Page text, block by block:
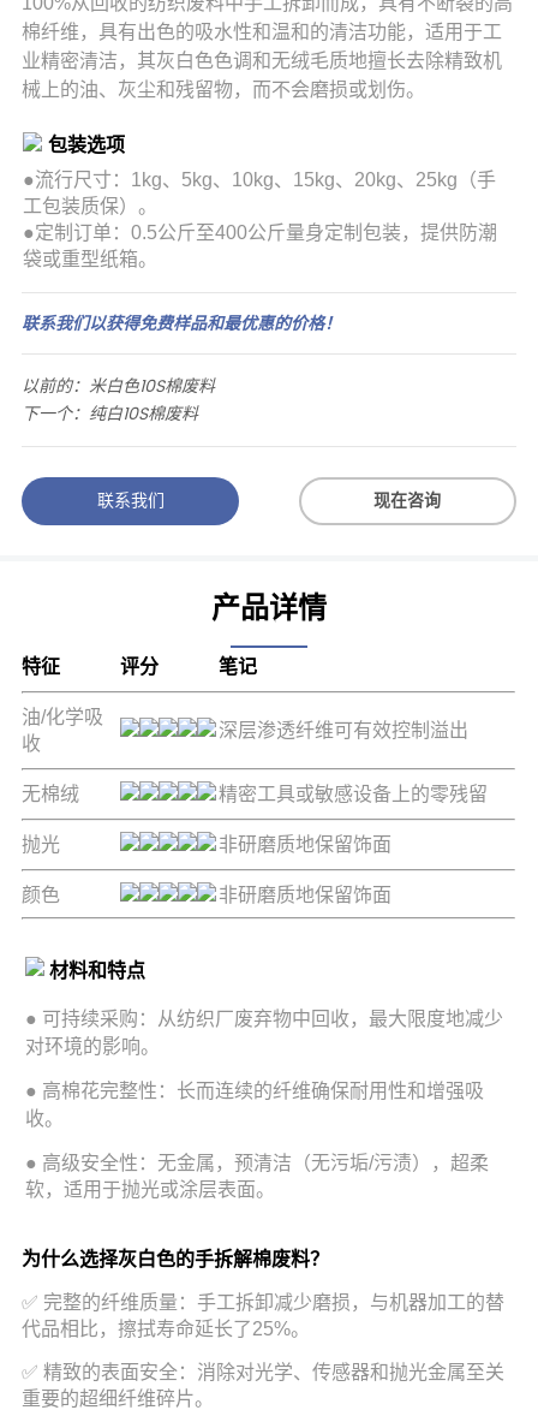
棉纤维，具有出色的吸水性和温和的清洁功能，适用于工
业精密清洁，其灰白色色调和无绒毛质地擅长去除精致机
械上的油、灰尘和残留物，而不会磨损或划伤。
包装选项
●流行尺寸：1kg、5kg、10kg、15kg、20kg、25kg（手
工包装质保）。
●定制订单：0.5公斤至400公斤量身定制包装，提供防潮
袋或重型纸箱。
联系我们以获得免费样品和最优惠的价格！
以前的：米白色10S棉废料
下一个： 纯白10S棉废料
联系我们 现在咨询
产品详情